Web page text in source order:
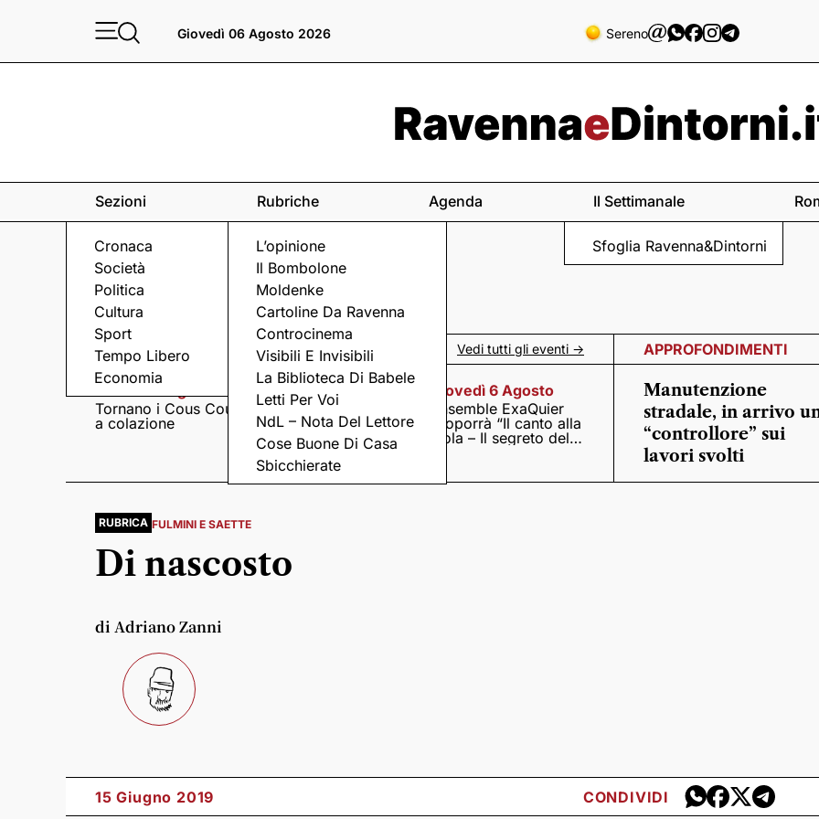
Giovedì 06 Agosto 2026 Sereno
Sezioni
Cronaca
Società
Politica
Cultura
Sport
Tempo Libero
Economia
Rubriche
L’opinione
Il Bombolone
Moldenke
Cartoline Da Ravenna
Controcinema
Visibili E Invisibili
La Biblioteca Di Babele
Letti Per Voi
NdL – Nota Del Lettore
Cose Buone Di Casa
Sbicchierate
Agenda Il Settimanale
Sfoglia Ravenna&Dintorni
Eventi a Ravenna e dintorni Vedi tutti gli eventi ->
Tornano i Cous Cous
a colazione
Giovedì 6 Agosto
Visita serale nella
Pieve romanica di
San Pietro in Sylvis
Giovedì 6 Agosto
Ensemble ExaQuier
proporrà “Il canto alla
viola – Il segreto del
APPROFONDIMENTI
Manutenzione
stradale, in arrivo
“controllore” sui
lavori svolti
RUBRICA FULMINI E SAETTE
Di nascosto
di Adriano Zanni
15 Giugno 2019 CONDIVIDI